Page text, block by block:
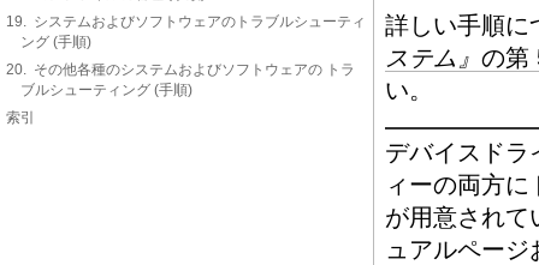
19. システムおよびソフトウェアのトラブルシューティ
ング (手順)
20. その他各種のシステムおよびソフトウェアの トラ
ブルシューティング (手順)
索引
詳しい手順に
ステム』 の第
い。
デバイスドラ
ィーの両方
が用意されて
ュアルページ